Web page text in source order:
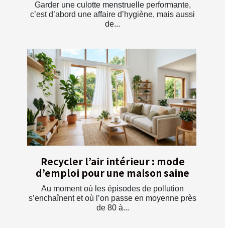
Garder une culotte menstruelle performante,
c’est d’abord une affaire d’hygiène, mais aussi
de...
Recycler l’air intérieur : mode
d’emploi pour une maison saine
Au moment où les épisodes de pollution
s’enchaînent et où l’on passe en moyenne près
de 80 à...